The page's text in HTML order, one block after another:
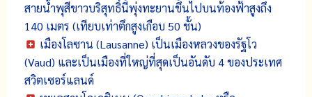
สายน้ำพุสีขาวบริสุทธิ์นี้พุ่งทะยานขึ้นไปบนท้องฟ้าสูงถึง
140 เมตร (เทียบเท่าตึกสูงเกือบ 50 ชั้น)
เมืองโลซาน (Lausanne) เป็นเมืองหลวงของรัฐโว
(Vaud) และเป็นเมืองที่ใหญ่ที่สุดเป็นอันดับ 4 ของประเทศ
สวิตเซอร์แลนด์